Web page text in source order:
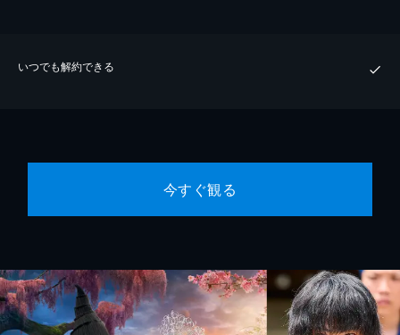
いつでも解約できる
今すぐ観る